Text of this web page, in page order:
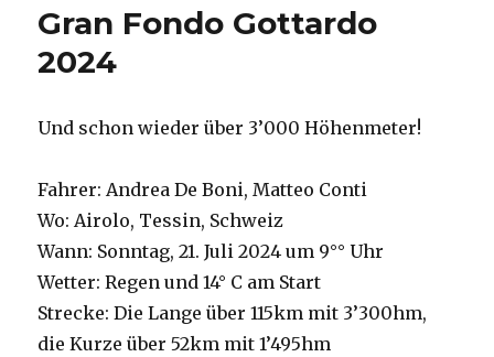
Gran Fondo Gottardo
2024
Und schon wieder über 3’000 Höhenmeter!
Fahrer: Andrea De Boni, Matteo Conti
Wo: Airolo, Tessin, Schweiz
Wann: Sonntag, 21. Juli 2024 um 9°° Uhr
Wetter: Regen und 14° C am Start
Strecke: Die Lange über 115km mit 3’300hm,
die Kurze über 52km mit 1’495hm